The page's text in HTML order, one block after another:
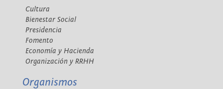
Cultura
Bienestar Social
Presidencia
Fomento
Economía y Hacienda
Organización y RRHH
Organismos